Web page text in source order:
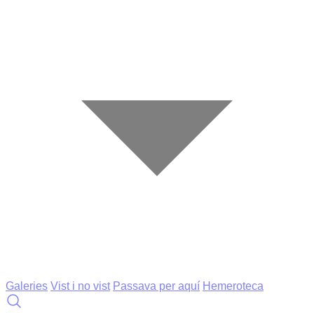
Galeries Vist i no vist Passava per aquí Hemeroteca